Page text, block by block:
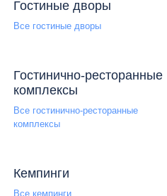
Гостиные дворы
Все гостиные дворы
Гостинично-ресторанные
комплексы
Все гостинично-ресторанные
комплексы
Кемпинги
Все кемпинги